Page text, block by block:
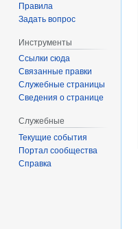
Правила
Задать вопрос
Инструменты
Ссылки сюда
Связанные правки
Служебные страницы
Сведения о странице
Служебные
Текущие события
Портал сообщества
Справка